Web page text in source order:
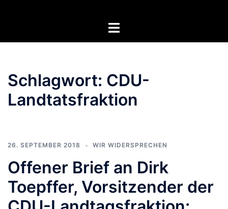
Menü
Schlagwort: CDU-
Landtatsfraktion
26. SEPTEMBER 2018 WIR WIDERSPRECHEN
Offener Brief an Dirk
Toepffer, Vorsitzender der